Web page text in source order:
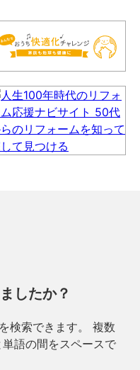
したか？
検索できます。 複数
語の間をスペースで